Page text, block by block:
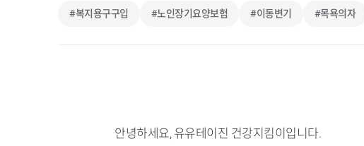
#복지용구구입 #노인장기요양보험 #이동변기 #목욕의자
안녕하세요, 유유테이진 건강지킴이입니다.